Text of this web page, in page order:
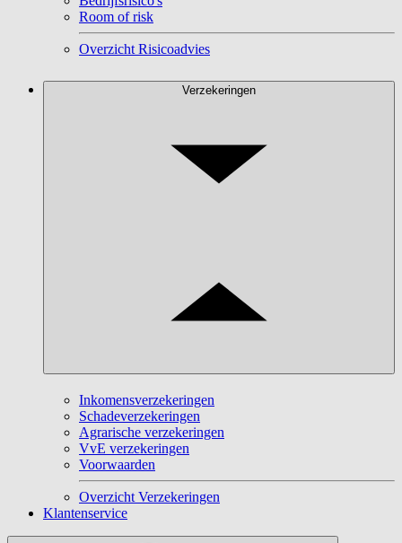
Room of risk
Overzicht Risicoadvies
Verzekeringen
Inkomensverzekeringen
Schadeverzekeringen
Agrarische verzekeringen
VvE verzekeringen
Voorwaarden
Overzicht Verzekeringen
Klantenservice